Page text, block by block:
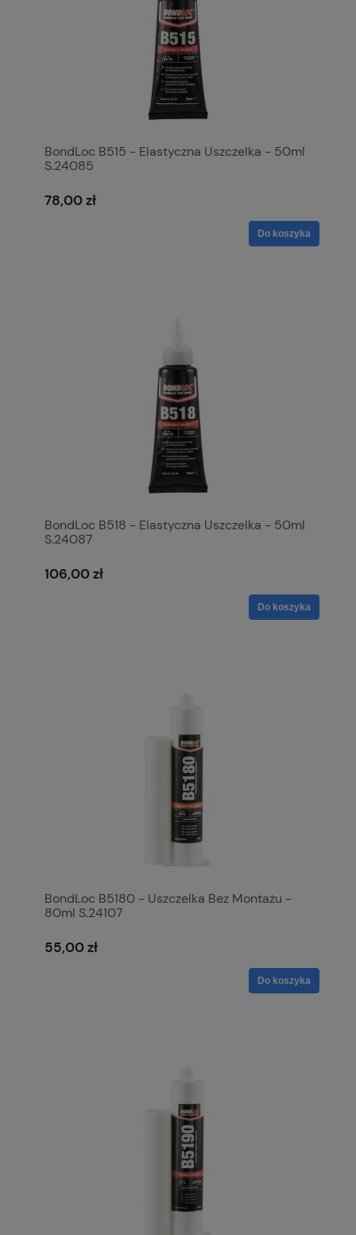
BondLoc B515 - Elastyczna Uszczelka - 50ml
S.24085
78,00 zł
Do koszyka
BondLoc B518 - Elastyczna Uszczelka - 50ml
S.24087
106,00 zł
Do koszyka
BondLoc B5180 - Uszczelka Bez Montażu -
80ml S.24107
55,00 zł
Do koszyka